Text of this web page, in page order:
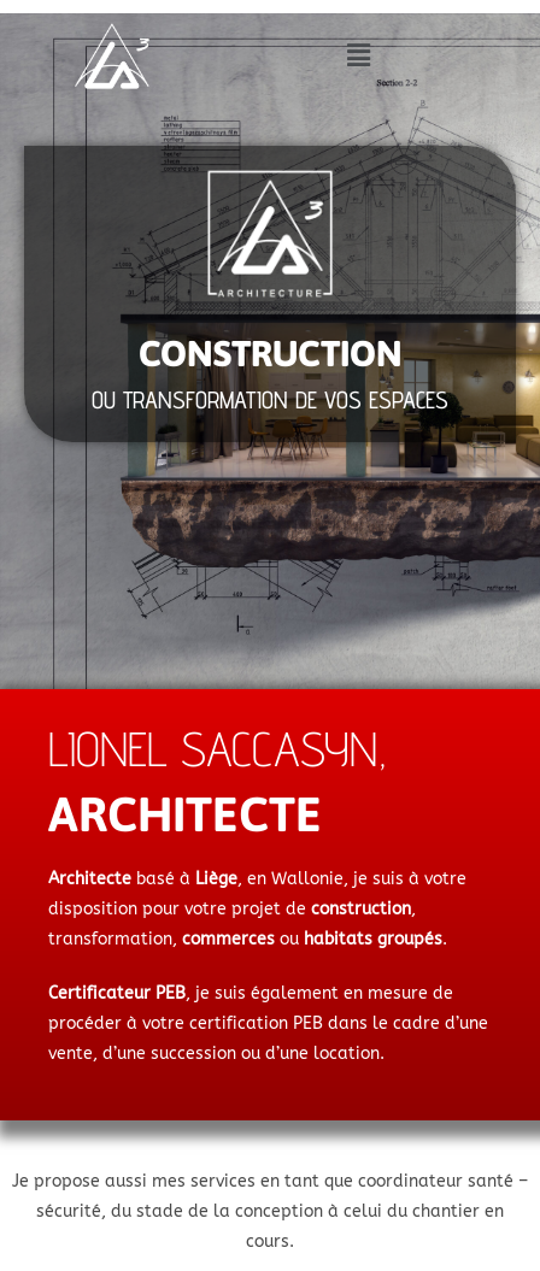
CONSTRUCTION
OU TRANSFORMATION DE VOS ESPACES
LIONEL SACCASYN,
ARCHITECTE
Architecte basé à Liège, en Wallonie, je suis à votre
disposition pour votre projet deconstruction,
transformation,commerces ou habitats groupés.
Certificateur PEB, je suis également en mesure de
procéder à votre certification PEB dans le cadre d’une
vente, d’une succession ou d’une location.
Je propose aussi mes services en tant que coordinateur santé –
sécurité, du stade de la conception à celui du chantier en
cours.